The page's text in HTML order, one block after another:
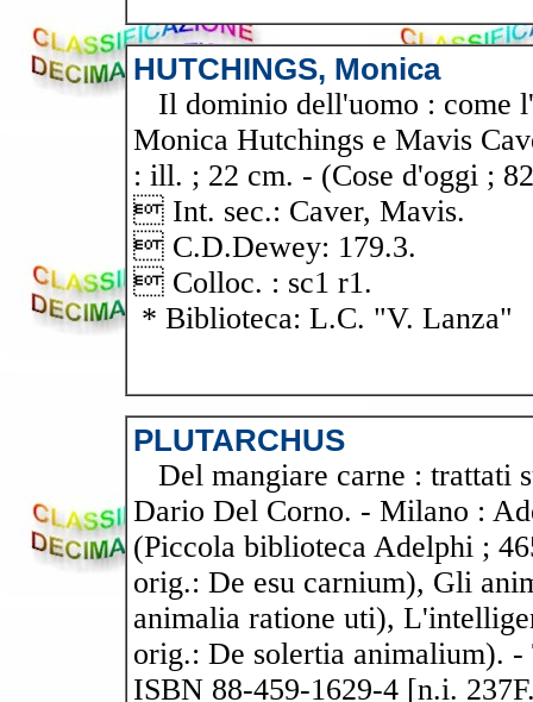
HUTCHINGS, Monica
Il dominio dell'uomo : come
Monica Hutchings e Mavis
: ill. ; 22 cm. - (Cose d'oggi ;
 Int. sec.: Caver, Mavis.
 C.D.Dewey: 179.3.
 Colloc. : sc1 r1.
* Biblioteca: L.C. "V. Lanza"
PLUTARCHUS
Del mangiare carne : trattati
Dario Del Corno. - Milano :
(Piccola biblioteca Adelphi ;
orig.: De esu carnium), Gli
animalia ratione uti),
orig.: De solertia animalium).
ISBN 88-459-1629-4 [n.i.